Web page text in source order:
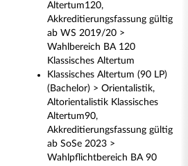
Altertum120,
Akkreditierungsfassung gültig
ab WS 2019/20 >
Wahlbereich BA 120
Klassisches Altertum
Klassisches Altertum (90 LP)
(Bachelor) > Orientalistik,
Altorientalistik Klassisches
Altertum90,
Akkreditierungsfassung gültig
ab SoSe 2023 >
Wahlpflichtbereich BA 90